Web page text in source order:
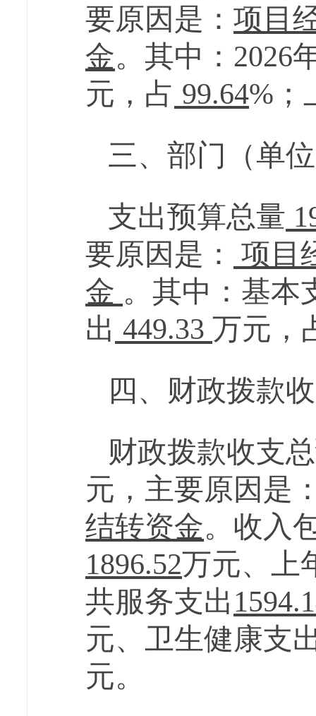
要原因是： 项目
金。其中： 2026
元，占 99.64%；
三、部门（单
支出预算总量
要原因是：
项目
金 。其中：基本
出 449.33 万元，
四、财政拨款
财政拨款收支
元，主要原因是
结转资金。收入
1896.52万元、上
共服务支出
元、卫生健康支
元。